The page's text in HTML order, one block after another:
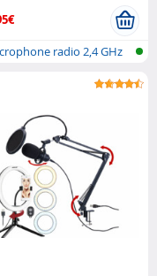
radio 2,4 GHz